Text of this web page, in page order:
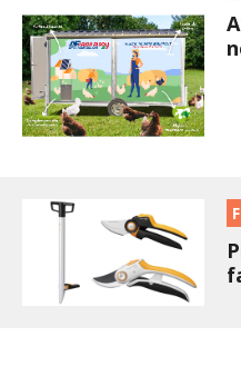
TAP TRAP
IL MIO ORTO
ANIMALI UMANI E
COLTIVARE L’OLIVO
CORMIK